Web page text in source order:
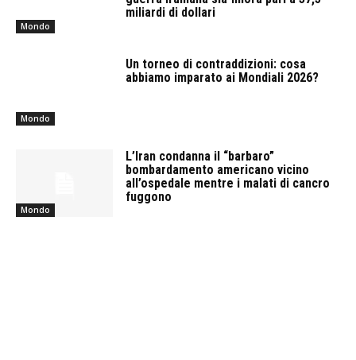
Mondo
miliardi di dollari
Mondo
Un torneo di contraddizioni: cosa
abbiamo imparato ai Mondiali 2026?
Mondo
L’Iran condanna il “barbaro”
bombardamento americano vicino
all’ospedale mentre i malati di cancro
fuggono